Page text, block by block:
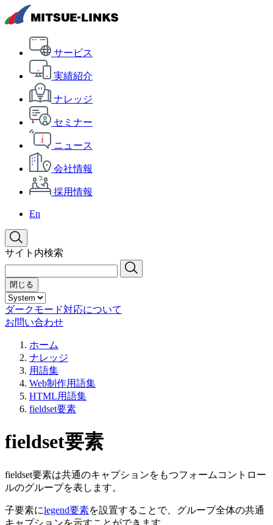
サービス
実績紹介
ナレッジ
セミナー
ニュース
会社情報
採用情報
En
サイト内検索
閉じる
ダークモード対応について
お問い合わせ
ホーム
ナレッジ
用語集
Web制作用語集
HTML用語集
fieldset要素
fieldset要素
fieldset要素は共通のキャプションをもつフォームコントロー
ルのグループを表します。
子要素にlegend要素を設置することで、グループ全体の共通
キャプションを示すことができます。